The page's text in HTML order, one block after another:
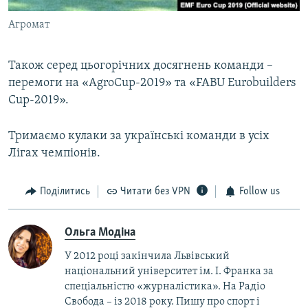
Агромат
Також серед цьогорічних досягнень команди –
перемоги на «AgroСup-2019» та «FABU Eurobuilders
Cup-2019».
Тримаємо кулаки за українські команди в усіх
Лігах чемпіонів.
Поділитись Читати без VPN Follow us
Ольга Модіна
У 2012 році закінчила Львівський
національний університет ім. І. Франка за
спеціальністю «журналістика». На Радіо
Свобода – із 2018 року. Пишу про спорт і